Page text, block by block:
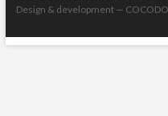
Design & development —